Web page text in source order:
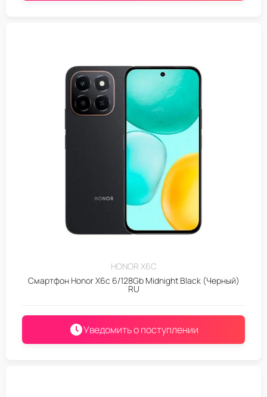
HONOR X6C
Смартфон Honor X6c 6/128Gb Midnight Black (Черный)
RU
Уведомить о поступлении